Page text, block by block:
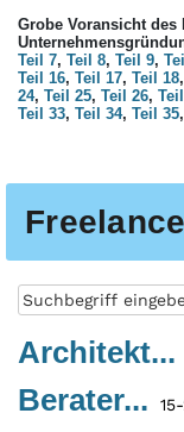
Architekt...
Berater...
Grobe Voransicht
Teil 7, Teil 8, Teil 9,
Teil 16, Teil 17, Teil 18,
24, Teil 25, Teil 26,
Teil 33, Teil 34, Teil 35,